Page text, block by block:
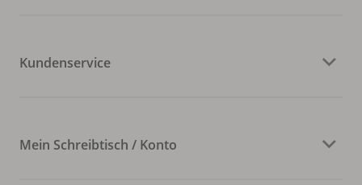
Kundenservice
Mein Schreibtisch / Konto